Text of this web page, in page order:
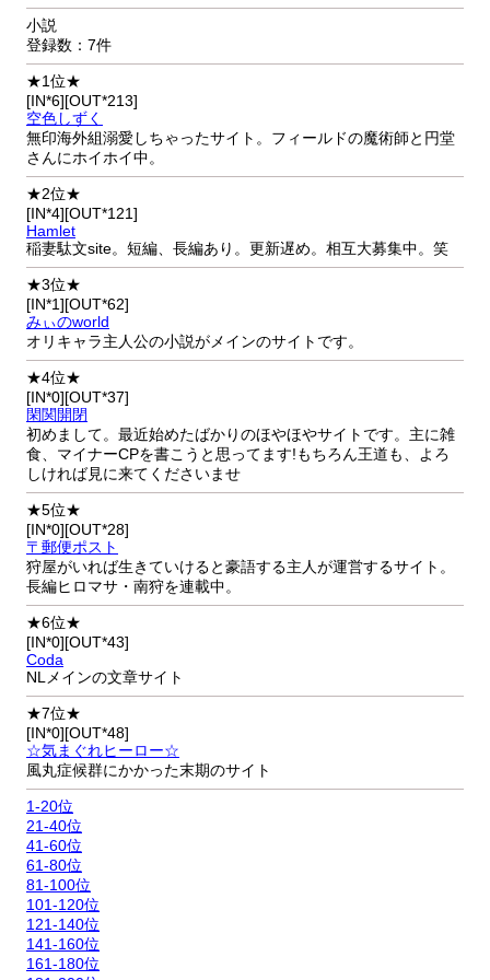
小説
登録数：7件
★1位★
[IN*6][OUT*213]
空色しずく
無印海外組溺愛しちゃったサイト。フィールドの魔術師と円堂
さんにホイホイ中。
★2位★
[IN*4][OUT*121]
Hamlet
稲妻駄文site。短編、長編あり。更新遅め。相互大募集中。笑
★3位★
[IN*1][OUT*62]
みぃのworld
オリキャラ主人公の小説がメインのサイトです。
★4位★
[IN*0][OUT*37]
閑関開閉
初めまして。最近始めたばかりのほやほやサイトです。主に雑
食、マイナーCPを書こうと思ってます!もちろん王道も、よろ
しければ見に来てくださいませ
★5位★
[IN*0][OUT*28]
〒郵便ポスト
狩屋がいれば生きていけると豪語する主人が運営するサイト。
長編ヒロマサ・南狩を連載中。
★6位★
[IN*0][OUT*43]
Coda
NLメインの文章サイト
★7位★
[IN*0][OUT*48]
☆気まぐれヒーロー☆
風丸症候群にかかった末期のサイト
1-20位
21-40位
41-60位
61-80位
81-100位
101-120位
121-140位
141-160位
161-180位